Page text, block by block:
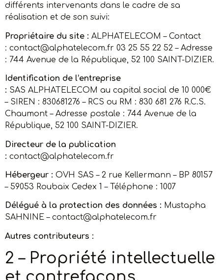
différents intervenants dans le cadre de sa
réalisation et de son suivi:
Propriétaire du site : ALPHATELECOM – Contact
: contact@alphatelecom.fr 03 25 55 22 52 – Adresse
: 744 Avenue de la République, 52 100 SAINT-DIZIER.
Identification de l’entreprise
: SAS ALPHATELECOM au capital social de 10 000€
– SIREN : 830681276 – RCS ou RM : 830 681 276 R.C.S.
Chaumont – Adresse postale : 744 Avenue de la
République, 52 100 SAINT-DIZIER.
Directeur de la publication
: contact@alphatelecom.fr
Hébergeur : OVH SAS – 2 rue Kellermann – BP 80157
– 59053 Roubaix Cedex 1 – Téléphone : 1007
Délégué à la protection des données : Mustapha
SAHNINE – contact@alphatelecom.fr
Autres contributeurs :
2 – Propriété intellectuelle